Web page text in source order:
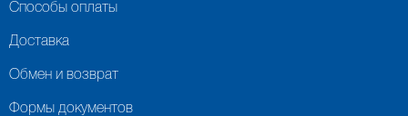
Способы оплаты
Доставка
Обмен и возврат
Формы документов